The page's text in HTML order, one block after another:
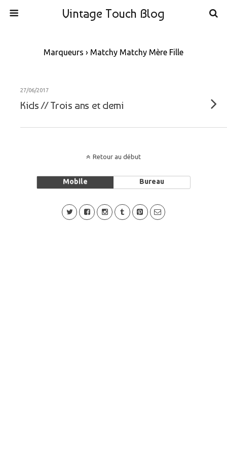
Vintage Touch Blog
Marqueurs › Matchy Matchy Mère Fille
27/06/2017
Kids // Trois ans et demi
Retour au début
Mobile Bureau